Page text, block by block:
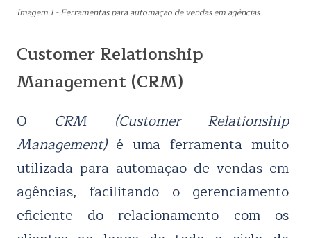
Imagem 1 - Ferramentas para automação de vendas em agências
Customer Relationship
Management (CRM)
O CRM (Customer Relationship
Management) é uma ferramenta muito
utilizada para automação de vendas em
agências, facilitando o gerenciamento
eficiente do relacionamento com os